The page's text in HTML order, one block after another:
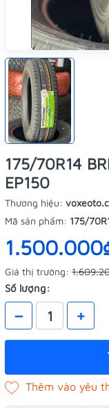
175/70R14
EP150
Thương hiệu:
Mã sản phẩm: 175/
Giá thị trường:
Số lượng:
– +